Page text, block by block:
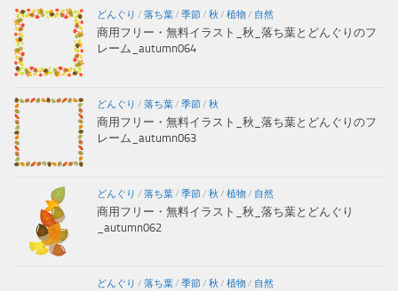
どんぐり / 落ち葉/ 季節/ 秋 / 植物/ 自然
商用フリー・無料イラスト_秋_落ち葉とどんぐりのフ
レーム_autumn064
どんぐり / 落ち葉/ 季節/ 秋
商用フリー・無料イラスト_秋_落ち葉とどんぐりのフ
レーム_autumn063
どんぐり / 落ち葉/ 季節/ 秋 / 植物/ 自然
商用フリー・無料イラスト_秋_落ち葉とどんぐり
_autumn062
どんぐり / 落ち葉/ 季節/ 秋 / 植物/ 自然